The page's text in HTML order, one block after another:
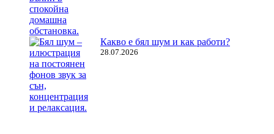
Какво е бял шум и как работи?
28.07.2026